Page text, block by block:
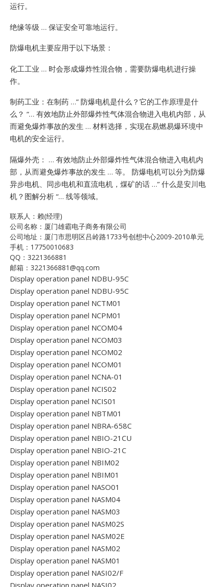
运行。
绝缘等级 … 保证安全可靠地运行。
防爆电机主要应用于以下场景：
化工工业 … 时会形成爆炸性混合物，需要防爆电机进行操
作。
制药工业：在制药 …” 防爆电机是什么？它的工作原理是什
么？ “… 有效地防止外部爆炸性气体混合物进入电机内部，从
而避免爆炸事故的发生 … 材料选择，实现在易燃易爆环境中
电机的安全运行。
隔爆外壳： … 有效地防止外部爆炸性气体混合物进入电机内
部，从而避免爆炸事故的发生 … 等。
防爆电机可以分为防爆
异步电机、同步电机和直流电机，煤矿的话 …” 什么是安川电
机？图解分析 “… 线等领域。
联系人：赖(经理)
公司名称：厦门雄霸电子商务有限公司
公司地址：厦门市思明区吕岭路1733号创想中心2009-2010单元
手机：17750010683
QQ：3221366881
邮箱：3221366881@qq.com
Display operation panel NDBU-95C
Display operation panel NDBU-95C
Display operation panel NCTM01
Display operation panel NCPM01
Display operation panel NCOM04
Display operation panel NCOM03
Display operation panel NCOM02
Display operation panel NCOM01
Display operation panel NCNA-01
Display operation panel NCIS02
Display operation panel NCIS01
Display operation panel NBTM01
Display operation panel NBRA-658C
Display operation panel NBIO-21CU
Display operation panel NBIO-21C
Display operation panel NBIM02
Display operation panel NBIM01
Display operation panel NASO01
Display operation panel NASM04
Display operation panel NASM03
Display operation panel NASM02S
Display operation panel NASM02E
Display operation panel NASM02
Display operation panel NASM01
Display operation panel NASI02/F
Display operation panel NASI02